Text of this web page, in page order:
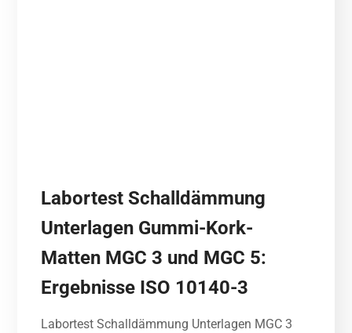
Labortest Schalldämmung
Unterlagen Gummi-Kork-
Matten MGC 3 und MGC 5:
Ergebnisse ISO 10140-3
Labortest Schalldämmung Unterlagen MGC 3